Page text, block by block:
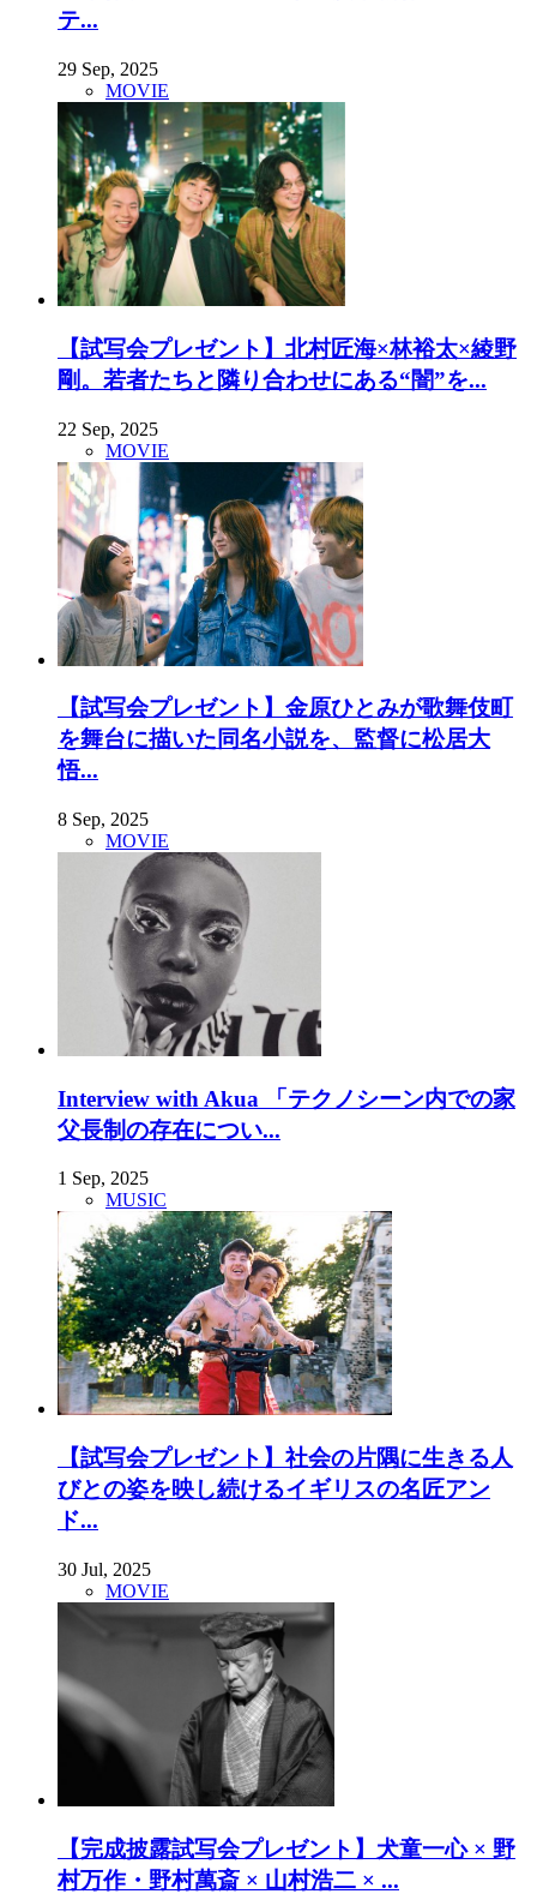
テ...
29 Sep, 2025
MOVIE
【試写会プレゼント】北村匠海×林裕太×綾野
剛。若者たちと隣り合わせにある“闇”を...
22 Sep, 2025
MOVIE
【試写会プレゼント】金原ひとみが歌舞伎町
を舞台に描いた同名小説を、監督に松居大
悟...
8 Sep, 2025
MOVIE
Interview with Akua 「テクノシーン内での家
父長制の存在につい...
1 Sep, 2025
MUSIC
【試写会プレゼント】社会の片隅に生きる人
びとの姿を映し続けるイギリスの名匠アン
ド...
30 Jul, 2025
MOVIE
【完成披露試写会プレゼント】犬童一心 × 野
村万作・野村萬斎 × 山村浩二 × ...